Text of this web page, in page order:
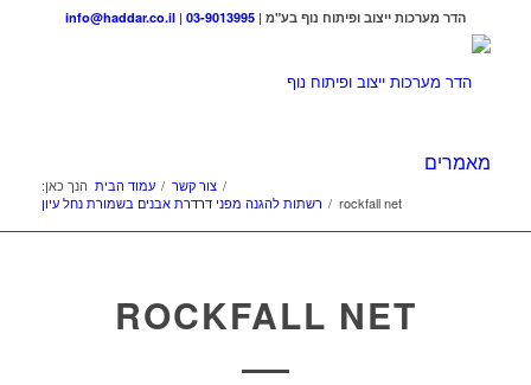
הדר מערכות ייצוב ופיתוח נוף בע"מ | 03-9013995
|
info@haddar.co.il
מאמרים
הנך כאן: עמוד הבית / צור קשר /
רשתות להגנה מפני דרדרת אבנים בשמורת נחל עיון / rockfall net
ROCKFALL NET